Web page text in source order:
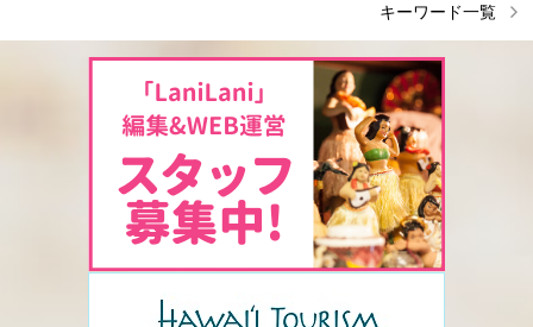
キーワード一覧